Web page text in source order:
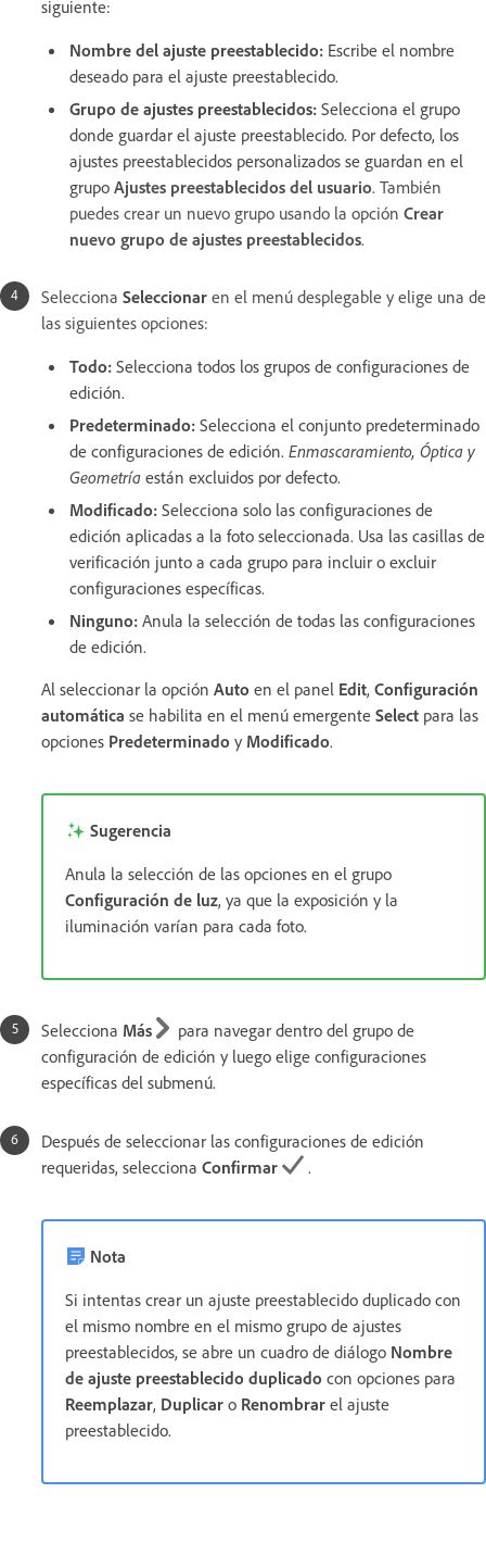
siguiente:
Nombre del ajuste preestablecido: Escribe el nombre
deseado para el ajuste preestablecido.
Grupo de ajustes preestablecidos: Selecciona el grupo
donde guardar el ajuste preestablecido. Por defecto, los
ajustes preestablecidos personalizados se guardan en el
grupo Ajustes preestablecidos del usuario. También
puedes crear un nuevo grupo usando la opción Crear
nuevo grupo de ajustes preestablecidos.
Selecciona Seleccionar en el menú desplegable y elige una de
las siguientes opciones:
Todo: Selecciona todos los grupos de configuraciones de
edición.
Predeterminado: Selecciona el conjunto predeterminado
de configuraciones de edición. Enmascaramiento, Óptica y
Geometría están excluidos por defecto.
Modificado: Selecciona solo las configuraciones de
edición aplicadas a la foto seleccionada. Usa las casillas de
verificación junto a cada grupo para incluir o excluir
configuraciones específicas.
Ninguno: Anula la selección de todas las configuraciones
de edición.
Al seleccionar la opción Auto en el panel Edit, Configuración
automática se habilita en el menú emergente Select para las
opciones Predeterminado y Modificado.
Sugerencia
Anula la selección de las opciones en el grupo
Configuración de luz, ya que la exposición y la
iluminación varían para cada foto.
Selecciona Más
para navegar dentro del grupo de
configuración de edición y luego elige configuraciones
específicas del submenú.
Después de seleccionar las configuraciones de edición
requeridas, selecciona Confirmar .
Nota
Si intentas crear un ajuste preestablecido duplicado con
el mismo nombre en el mismo grupo de ajustes
preestablecidos, se abre un cuadro de diálogo Nombre
de ajuste preestablecido duplicado con opciones para
Reemplazar, Duplicar o Renombrar el ajuste
preestablecido.